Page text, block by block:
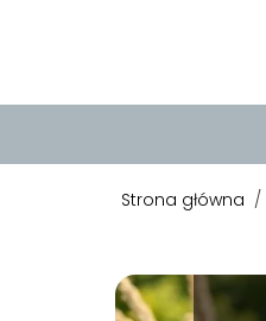
Strona główna /